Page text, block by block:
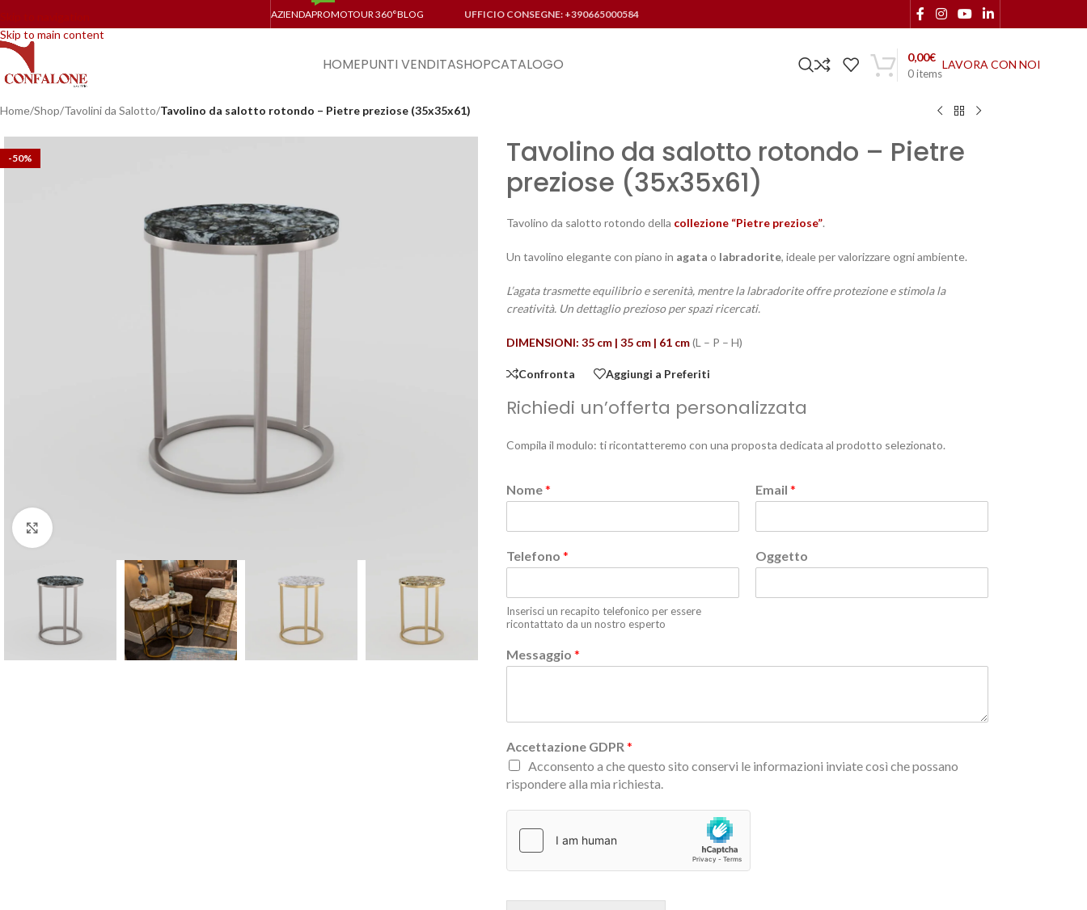
Skip to main content
AZIENDAPROMOTOUR 360°BLOG UFFICIO CONSEGNE: +390665000584
HOMEPUNTI VENDITASHOPCATALOGO 0items
0,00€
LAVORA CON NOI
Home/Shop/Tavolini da Salotto/Tavolino da salotto rotondo – Pietre preziose (35x35x61)
-50%
Tavolino da salotto rotondo – Pietre
preziose (35x35x61)
Tavolino da salotto rotondo della collezione “Pietre preziose”.
Un tavolino elegante con piano in agata o labradorite, ideale per valorizzare ogni ambiente.
L’agata trasmette equilibrio e serenità, mentre la labradorite offre protezione e stimola la
creatività. Un dettaglio prezioso per spazi ricercati.
DIMENSIONI: 35 cm | 35 cm | 61 cm(L – P – H)
Confronta Aggiungi a Preferiti
Richiedi un’offerta personalizzata
Compila il modulo: ti ricontatteremo con una proposta dedicata al prodotto selezionato.
Nome* Email *
Telefono *
Inserisci un recapito telefonico per essere
ricontattato da un nostro esperto
Oggetto
Messaggio *
Accettazione GDPR *
Acconsento a che questo sito conservi le informazioni inviate così che possano
rispondere alla mia richiesta.